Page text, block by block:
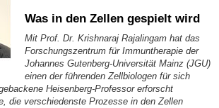
Was in den Zellen gespielt wird
Mit Prof. Dr. Krishnaraj Rajalingam hat das
Forschungszentrum für Immuntherapie der
Johannes Gutenberg-Universität Mainz (JGU)
einen der führenden Zellbiologen für sich
Heisenberg-Professor erforscht
die verschiedenste Prozesse in den Zellen